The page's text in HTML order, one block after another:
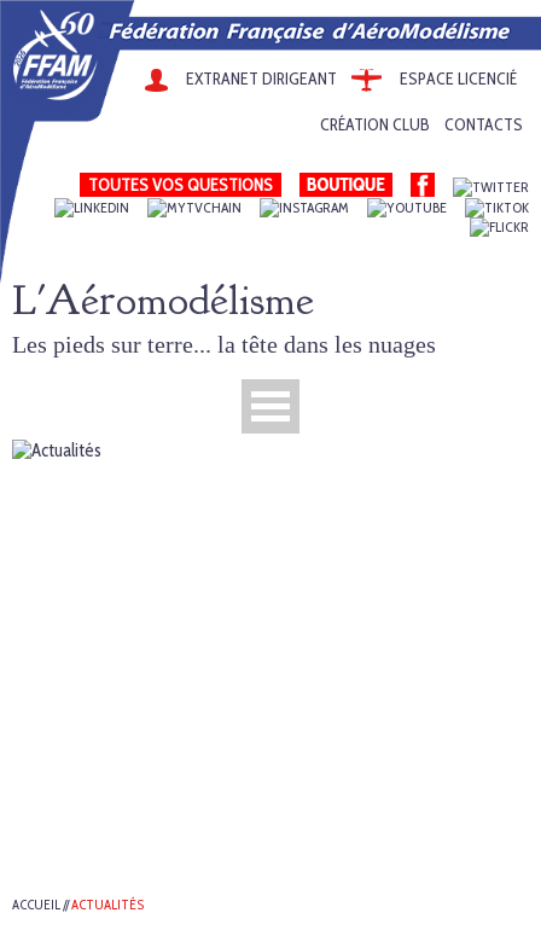
EXTRANET DIRIGEANT ESPACE LICENCIÉ
CRÉATION CLUB CONTACTS
TOUTES VOS QUESTIONS
L'Aéromodélisme
Les pieds sur terre... la tête dans les nuages
ACCUEIL//ACTUALITÉS